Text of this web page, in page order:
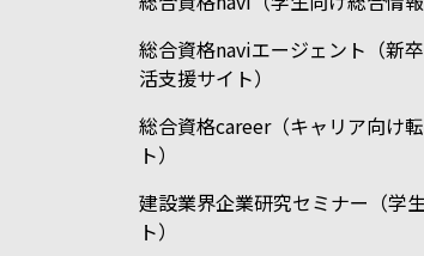
総合資格naviエージェント（新
活支援サイト）
総合資格career（キャリア向け
ト）
建設業界企業研究セミナー（学
ト）